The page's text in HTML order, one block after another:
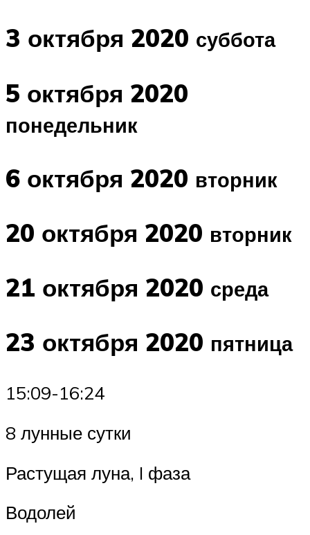
3 октября 2020 суббота
5 октября 2020
понедельник
6 октября 2020 вторник
20 октября 2020 вторник
21 октября 2020 среда
23 октября 2020 пятница
15:09-16:24
8 лунные сутки
Растущая луна, I фаза
Водолей